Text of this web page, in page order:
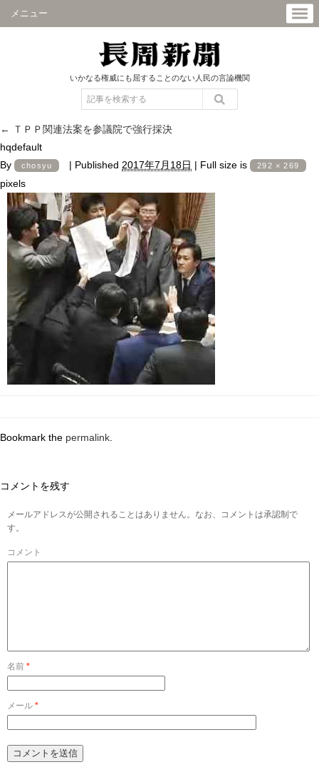
メニュー
いかなる権威にも屈することのない人民の言論機関
← ＴＰＰ関連法案を参議院で強行採決
hqdefault
By
chosyu | Published 2017年7月18日 | Full size is 292 × 269
pixels
Bookmark the permalink
コメントを残す
メールアドレスが公開されることはありません。なお、コメントは承認制で
す。
コメント
名前 *
メール *